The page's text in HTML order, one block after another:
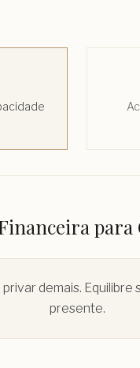
para
demais.
presente.